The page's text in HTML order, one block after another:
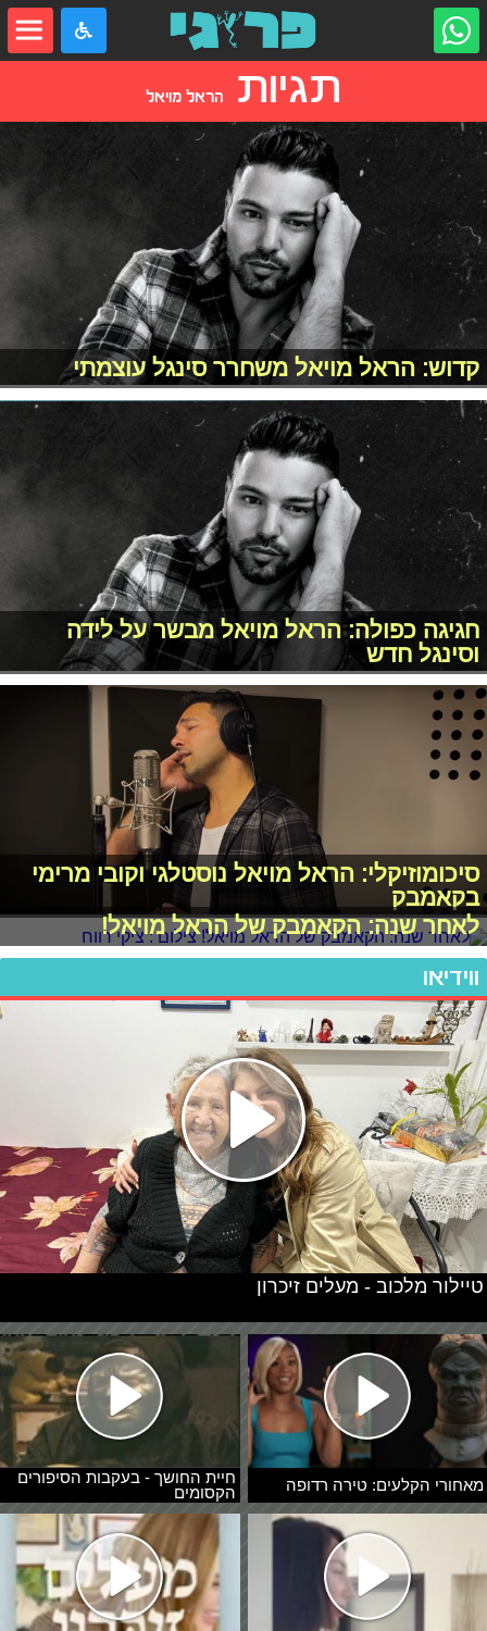
תגיות הראל מויאל
קדוש: הראל מויאל משחרר סינגל עוצמתי
חגיגה כפולה: הראל מויאל מבשר על לידה
וסינגל חדש
סיכומוזיקלי: הראל מויאל נוסטלגי וקובי מרימי
בקאמבק
לאחר שנה: הקאמבק של הראל מויאל!
ווידיאו
מאחורי הקלעים: טירה רדופה
חיית החושך - בעקבות הסיפורים
הקסומים
טיילור מלכוב - מעלים זיכרון